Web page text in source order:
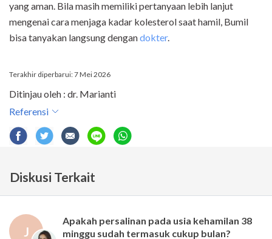
yang aman. Bila masih memiliki pertanyaan lebih lanjut
mengenai cara menjaga kadar kolesterol saat hamil, Bumil
bisa tanyakan langsung dengandokter.
Terakhir diperbarui: 7 Mei 2026